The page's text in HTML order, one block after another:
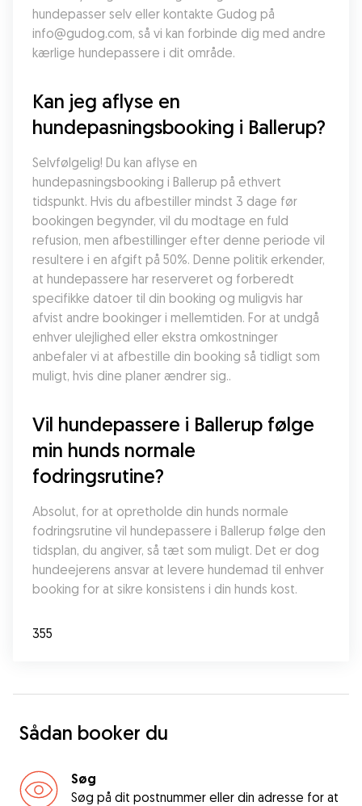
hundepasser selv eller kontakte Gudog på
info@gudog.com, så vi kan forbinde dig med andre
kærlige hundepassere i dit område.
Kan jeg aflyse en
hundepasningsbooking i Ballerup?
Selvfølgelig! Du kan aflyse en
hundepasningsbooking i Ballerup på ethvert
tidspunkt. Hvis du afbestiller mindst 3 dage før
bookingen begynder, vil du modtage en fuld
refusion, men afbestillinger efter denne periode vil
resultere i en afgift på 50%. Denne politik erkender,
at hundepassere har reserveret og forberedt
specifikke datoer til din booking og muligvis har
afvist andre bookinger i mellemtiden. For at undgå
enhver ulejlighed eller ekstra omkostninger
anbefaler vi at afbestille din booking så tidligt som
muligt, hvis dine planer ændrer sig..
Vil hundepassere i Ballerup følge
min hunds normale
fodringsrutine?
Absolut, for at opretholde din hunds normale
fodringsrutine vil hundepassere i Ballerup følge den
tidsplan, du angiver, så tæt som muligt. Det er dog
hundeejerens ansvar at levere hundemad til enhver
booking for at sikre konsistens i din hunds kost.
355
Sådan booker du
Søg
Søg på dit postnummer eller din adresse for at